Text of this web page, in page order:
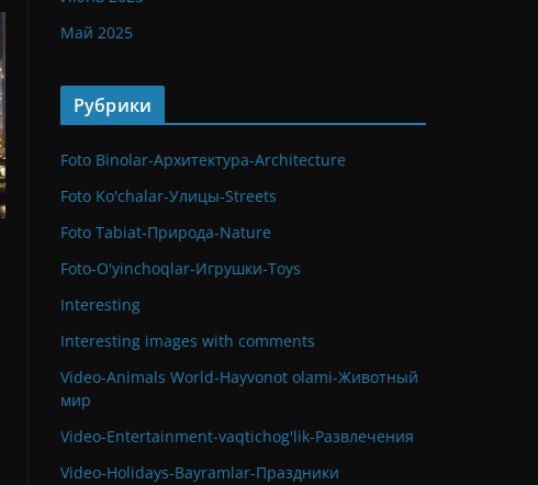
Май 2025
Рубрики
Foto Binolar-Архитектура-Architecture
Foto Ko'chalar-Улицы-Streets
Foto Tabiat-Природа-Nature
Foto-O'yinchoqlar-Игрушки-Toys
Interesting
Interesting images with comments
Video-Animals World-Hayvonot olami-Животный
мир
Video-Entertainment-vaqtichog'lik-Развлечения
Video-Holidays-Bayramlar-Праздники